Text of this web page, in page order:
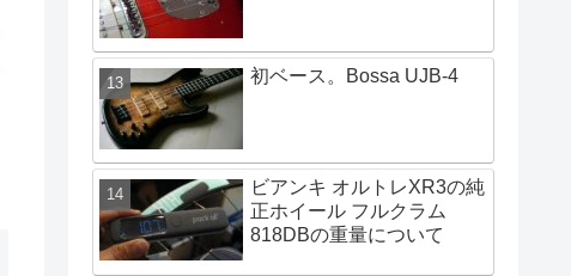
初ベース。Bossa UJB-4
ビアンキ オルトレXR3の純
正ホイール フルクラム
818DBの重量について